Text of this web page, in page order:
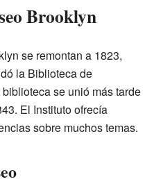
Brooklyn
se remontan a 1823,
la Biblioteca de
se unió más tarde
El Instituto ofrecía
sobre muchos temas.